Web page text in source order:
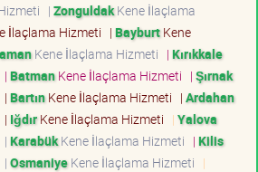
| ZonguldakKene İlaçlama
İlaçlama Hizmeti | BayburtKene
Kene İlaçlama Hizmeti | Kırıkkale
| BatmanKene İlaçlama Hizmeti | Şırnak
| BartınKene İlaçlama Hizmeti | Ardahan
| IğdırKene İlaçlama Hizmeti | Yalova
| KarabükKene İlaçlama Hizmeti | Kilis
| OsmaniyeKene İlaçlama Hizmeti |